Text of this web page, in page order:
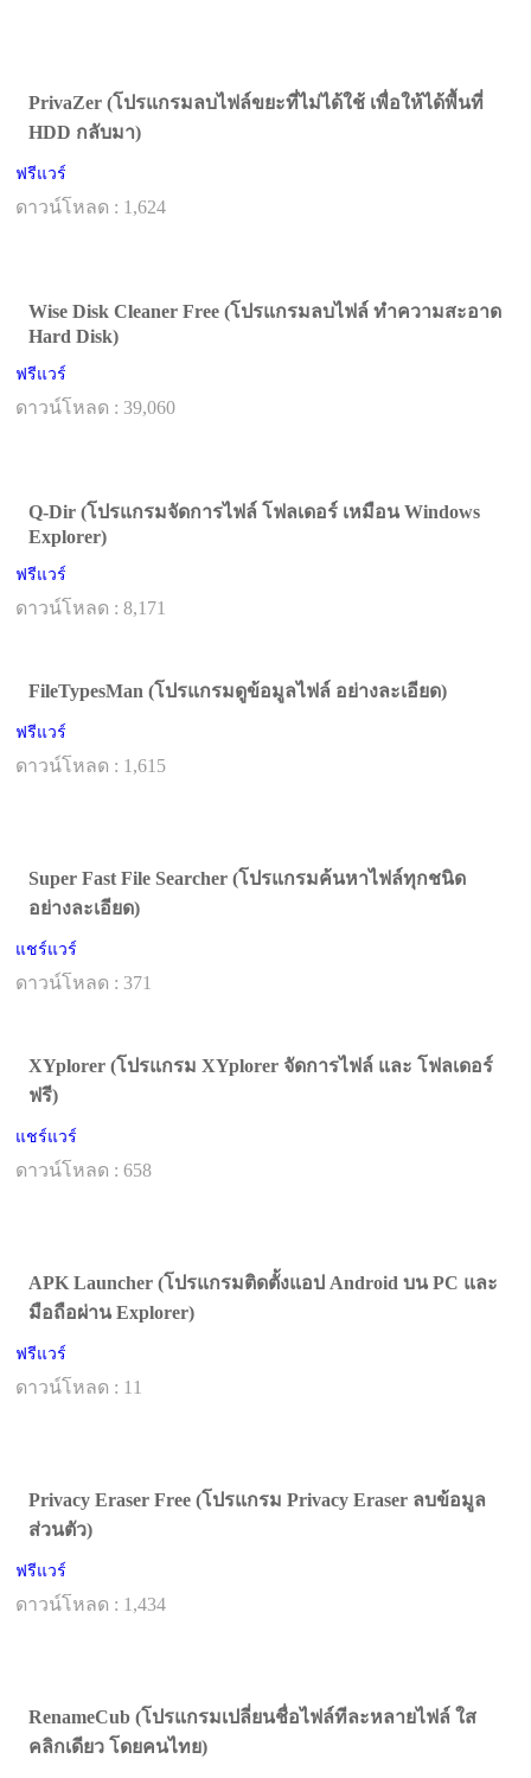
PrivaZer (โปรแกรมลบไฟล์ขยะที่ไม่ได้ใช้ เพื่อให้ได้พื้นที่
HDD กลับมา)
ฟรีแวร์
ดาวน์โหลด : 1,624
Wise Disk Cleaner Free (โปรแกรมลบไฟล์ ทำความสะอาด
Hard Disk)
ฟรีแวร์
ดาวน์โหลด : 39,060
Q-Dir (โปรแกรมจัดการไฟล์ โฟลเดอร์ เหมือน Windows
Explorer)
ฟรีแวร์
ดาวน์โหลด : 8,171
FileTypesMan (โปรแกรมดูข้อมูลไฟล์ อย่างละเอียด)
ฟรีแวร์
ดาวน์โหลด : 1,615
Super Fast File Searcher (โปรแกรมค้นหาไฟล์ทุกชนิด
อย่างละเอียด)
แชร์แวร์
ดาวน์โหลด : 371
XYplorer (โปรแกรม XYplorer จัดการไฟล์ และ โฟลเดอร์
ฟรี)
แชร์แวร์
ดาวน์โหลด : 658
APK Launcher (โปรแกรมติดตั้งแอป Android บน PC และ
มือถือผ่าน Explorer)
ฟรีแวร์
ดาวน์โหลด : 11
Privacy Eraser Free (โปรแกรม Privacy Eraser ลบข้อมูล
ส่วนตัว)
ฟรีแวร์
ดาวน์โหลด : 1,434
RenameCub (โปรแกรมเปลี่ยนชื่อไฟล์ทีละหลายไฟล์ ใส
คลิกเดียว โดยคนไทย)